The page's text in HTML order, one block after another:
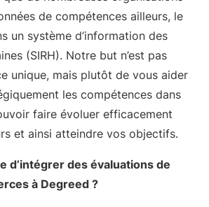
de compétences ailleurs, le
un système d’information des
(SIRH). Notre but n’est pas
unique, mais plutôt de vous aider
les compétences dans
faire évoluer efficacement
et ainsi atteindre vos objectifs.
d’intégrer des évaluations de
à Degreed ?